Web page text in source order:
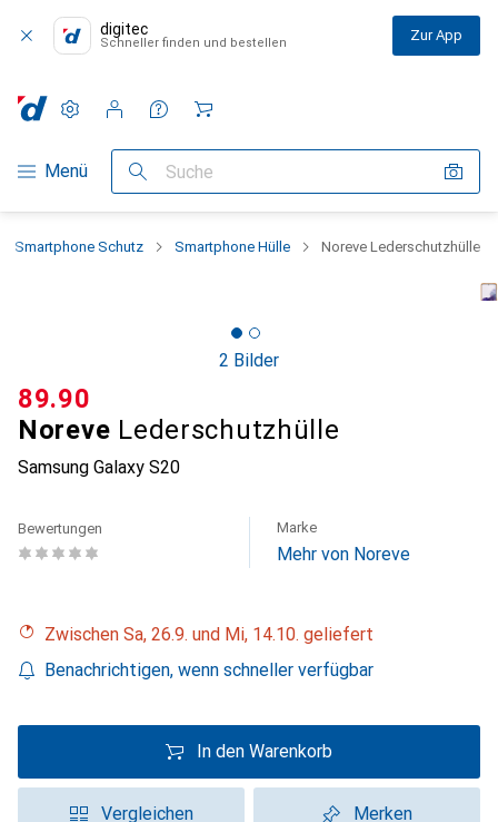
digitec
Schneller finden und bestellen Zur App
Navigation nach Kategorien
Menü Suche
Einstellungen
Kundenkonto
Vergleichslisten
Merklisten
Warenkorb
Smartphone Schutz Smartphone Hülle Noreve Lederschutzhülle
2 Bilder
Noreve Lederschutzhülle
Samsung Galaxy S20
CHF
89.90
Bewertungen Marke
Mehr von Noreve
Zwischen Sa, 26.9. und Mi, 14.10. geliefert
Benachrichtigen, wenn schneller verfügbar
In den Warenkorb
Vergleichen Merken